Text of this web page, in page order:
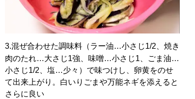
3.混ぜ合わせた調味料（ラー油…小さじ1/2、焼き
肉のたれ…大さじ1強、味噌…小さじ1、ごま油…
小さじ1/2、塩…少々）で味つけし、卵黄をのせ
て出来上がり。白いりごまや万能ネギを添えると
さらに良い